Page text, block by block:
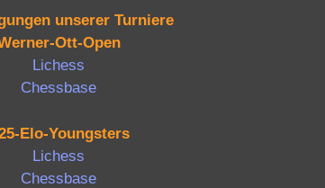
unserer Turniere
Ott-Open
Lichess
Chessbase
Elo-Youngsters
Lichess
Chessbase